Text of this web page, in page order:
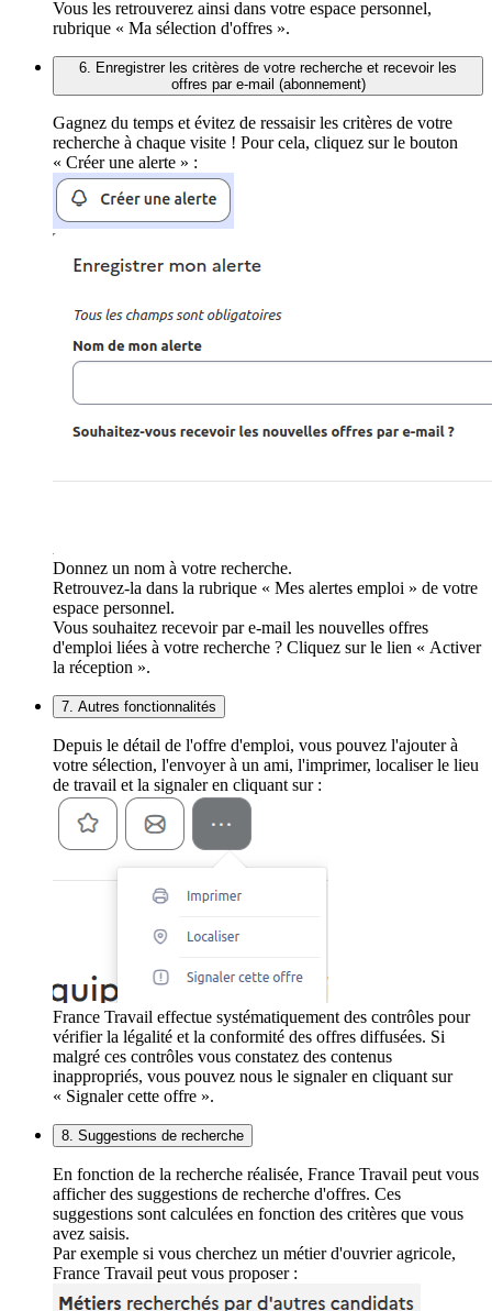
Vous les retrouverez ainsi dans votre espace personnel,
rubrique « Ma sélection d'offres ».
6. Enregistrer les critères de votre recherche et recevoir les
offres par e-mail (abonnement)
Gagnez du temps et évitez de ressaisir les critères de votre
recherche à chaque visite ! Pour cela, cliquez sur le bouton
« Créer une alerte » :
Donnez un nom à votre recherche.
Retrouvez-la dans la rubrique « Mes alertes emploi » de votre
espace personnel.
Vous souhaitez recevoir par e-mail les nouvelles offres
d'emploi liées à votre recherche ? Cliquez sur le lien « Activer
la réception ».
7. Autres fonctionnalités
Depuis le détail de l'offre d'emploi, vous pouvez l'ajouter à
votre sélection, l'envoyer à un ami, l'imprimer, localiser le lieu
de travail et la signaler en cliquant sur :
France Travail effectue systématiquement des contrôles pour
vérifier la légalité et la conformité des offres diffusées. Si
malgré ces contrôles vous constatez des contenus
inappropriés, vous pouvez nous le signaler en cliquant sur
« Signaler cette offre ».
8. Suggestions de recherche
En fonction de la recherche réalisée, France Travail peut vous
afficher des suggestions de recherche d'offres. Ces
suggestions sont calculées en fonction des critères que vous
avez saisis.
Par exemple si vous cherchez un métier d'ouvrier agricole,
France Travail peut vous proposer :